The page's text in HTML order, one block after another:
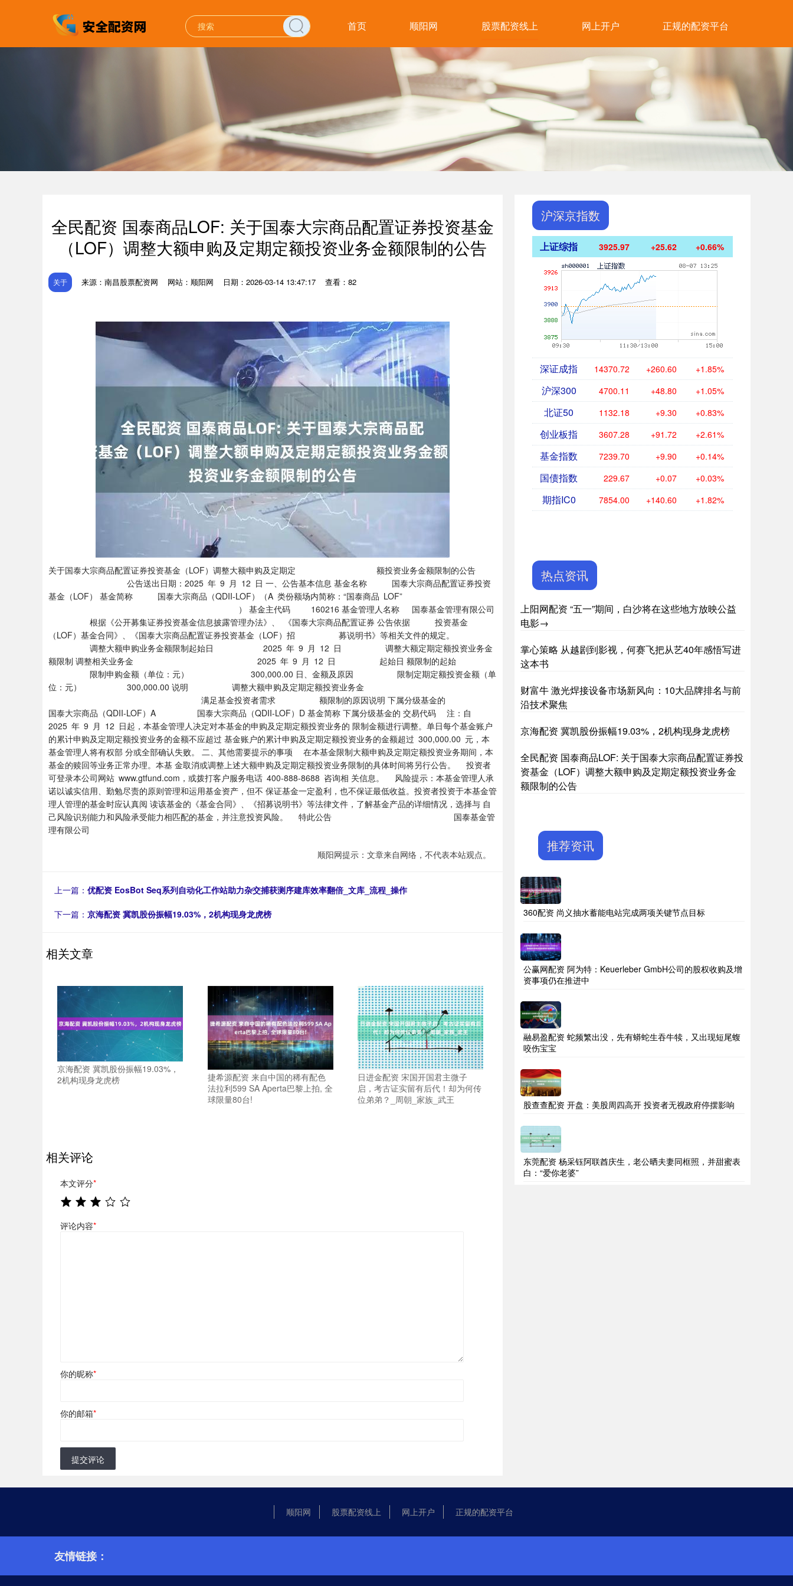
首页 顺阳网 股票配资线上 网上开户 正规的配资平台
全民配资 国泰商品LOF: 关于国泰大宗商品配置证券投资基金
（LOF）调整大额申购及定期定额投资业务金额限制的公告
关于 来源：南昌股票配资网 网站：顺阳网 日期：2026-03-14 13:47:17 查看：82
关于国泰大宗商品配置证券投资基金（LOF）调整大额申购及定期定 额投资业务金额限制的公告
公告送出日期：2025 年 9 月 12 日 一、公告基本信息 基金名称 国泰大宗商品配置证券投资
基金（LOF） 基金简称 国泰大宗商品（QDII-LOF）（A 类份额场内简称：“国泰商品 LOF”
） 基金主代码 160216 基金管理人名称 国泰基金管理有限公司
根据《公开募集证券投资基金信息披露管理办法》、 《国泰大宗商品配置证券 公告依据 投资基金
（LOF）基金合同》、《国泰大宗商品配置证券投资基金（LOF）招 募说明书》等相关文件的规定。
调整大额申购业务金额限制起始日 2025 年 9 月 12 日 调整大额定期定额投资业务金
额限制 调整相关业务金 2025 年 9 月 12 日 起始日 额限制的起始
限制申购金额（单位：元） 300,000.00 日、金额及原因 限制定期定额投资金额（单
位：元） 300,000.00 说明 调整大额申购及定期定额投资业务金
满足基金投资者需求 额限制的原因说明 下属分级基金的
国泰大宗商品（QDII-LOF）A 国泰大宗商品（QDII-LOF）D 基金简称 下属分级基金的 交易代码 注：自
2025 年 9 月 12 日起，本基金管理人决定对本基金的申购及定期定额投资业务的 限制金额进行调整。单日每个基金账户
的累计申购及定期定额投资业务的金额不应超过 基金账户的累计申购及定期定额投资业务的金额超过 300,000.00 元，本
基金管理人将有权部 分或全部确认失败。 二、其他需要提示的事项 在本基金限制大额申购及定期定额投资业务期间，本
基金的赎回等业务正常办理。本基 金取消或调整上述大额申购及定期定额投资业务限制的具体时间将另行公告。 投资者
可登录本公司网站 www.gtfund.com，或拨打客户服务电话 400-888-8688 咨询相 关信息。 风险提示：本基金管理人承
诺以诚实信用、勤勉尽责的原则管理和运用基金资产，但不 保证基金一定盈利，也不保证最低收益。投资者投资于本基金管
理人管理的基金时应认真阅 读该基金的《基金合同》、《招募说明书》等法律文件，了解基金产品的详细情况，选择与 自
己风险识别能力和风险承受能力相匹配的基金，并注意投资风险。 特此公告 国泰基金管
理有限公司
顺阳网提示：文章来自网络，不代表本站观点。
上一篇： 优配资 EosBot Seq系列自动化工作站助力杂交捕获测序建库效率翻倍_文库_流程_操作
下一篇： 京海配资 冀凯股份振幅19.03%，2机构现身龙虎榜
相关文章
京海配资 冀凯股份振幅19.03%，
2机构现身龙虎榜
捷希源配资 来自中国的稀有配色
法拉利599 SA Aperta巴黎上拍, 全
球限量80台!
日进金配资 宋国开国君主微子
启，考古证实留有后代！却为何传
位弟弟？_周朝_家族_武王
相关评论
本文评分*
评论内容*
你的昵称*
你的邮箱*
提交评论
沪深京指数
上证综指 3925.97 +25.62 +0.66%
深证成指 14370.72 +260.60 +1.85%
沪深300 4700.11 +48.80 +1.05%
北证50 1132.18 +9.30 +0.83%
创业板指 3607.28 +91.72 +2.61%
基金指数 7239.70 +9.90 +0.14%
国债指数 229.67 +0.07 +0.03%
期指IC0 7854.00 +140.60 +1.82%
热点资讯
上阳网配资 “五一”期间，白沙将在这些地方放映公益
电影→
掌心策略 从越剧到影视，何赛飞把从艺40年感悟写进
这本书
财富牛 激光焊接设备市场新风向：10大品牌排名与前
沿技术聚焦
京海配资 冀凯股份振幅19.03%，2机构现身龙虎榜
全民配资 国泰商品LOF: 关于国泰大宗商品配置证券投
资基金（LOF）调整大额申购及定期定额投资业务金
额限制的公告
推荐资讯
360配资 尚义抽水蓄能电站完成两项关键节点目标
公赢网配资 阿为特：Keuerleber GmbH公司的股权收购及增
资事项仍在推进中
融易盈配资 蛇频繁出没，先有蟒蛇生吞牛犊，又出现短尾蝮
咬伤宝宝
股查查配资 开盘：美股周四高开 投资者无视政府停摆影响
东莞配资 杨采钰阿联酋庆生，老公晒夫妻同框照，并甜蜜表
白：“爱你老婆”
顺阳网 股票配资线上 网上开户 正规的配资平台
友情链接：